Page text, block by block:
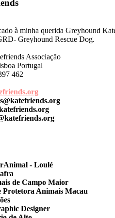
à minha querida Greyhound
Greyhound Rescue Dog.
Associação
Portugal
462
- Loulé
de Campo Maior
Protetora Animais Macau
Designer